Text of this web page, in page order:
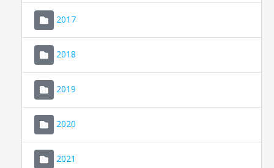
2017
2018
2019
2020
2021